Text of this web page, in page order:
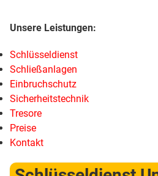
Schlüsseldienst
Schließanlagen
Einbruchschutz
Sicherheitstechnik
Tresore
Preise
Kontakt